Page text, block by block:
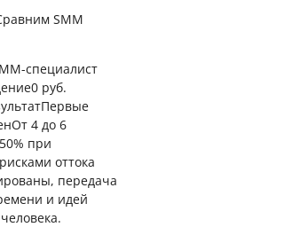
SMM
специалист
руб.
4 до 6
при
оттока
передача
и идей